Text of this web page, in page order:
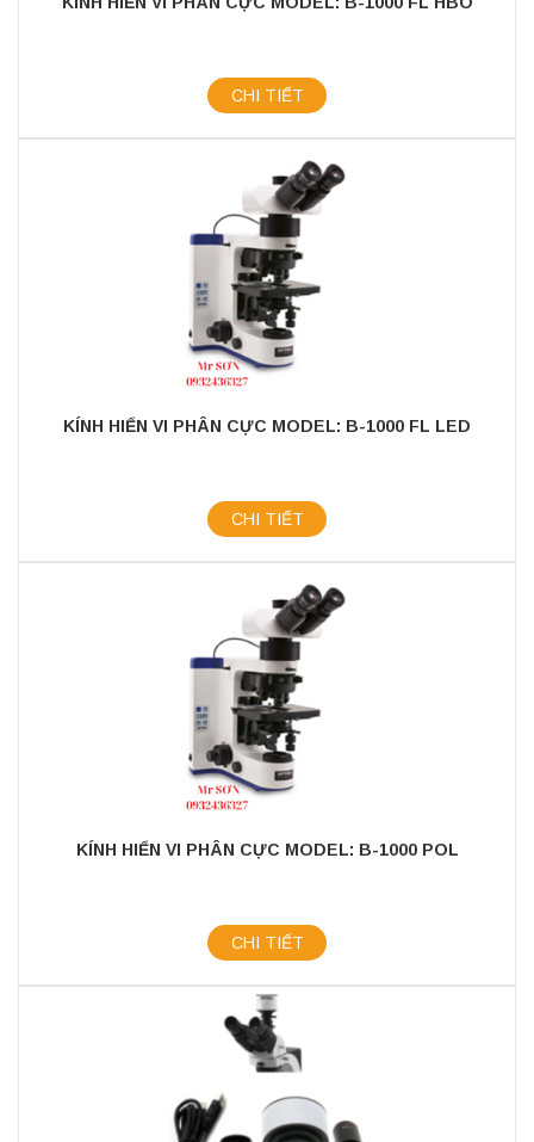
CHI TIẾT
KÍNH HIỂN VI PHÂN CỰC MODEL: B-1000 FL LED
CHI TIẾT
KÍNH HIỂN VI PHÂN CỰC MODEL: B-1000 POL
CHI TIẾT